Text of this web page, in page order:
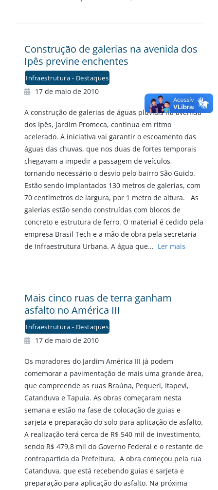
Construção de galerias na avenida dos
Ipês previne enchentes
Infraestrutura - Destaques
17 de maio de 2010
A construção de galerias de águas pluviais na avenida
dos Ipês, Jardim Promeca, continua em ritmo
acelerado. A iniciativa vai garantir o escoamento das
águas das chuvas, que nos duas de fortes temporais
chegavam a impedir a passagem de veículos,
tornando necessário o desvio pelo bairro São Guido.
Estão sendo implantados 130 metros de galerias, com
70 centímetros de largura, por 1 metro de altura. As
galerias estão sendo construídas com blocos de
concreto e estrutura de ferro. O material é cedido pela
empresa Brasil Tech e a mão de obra pela secretaria
de Infraestrutura Urbana. A água que... Ler mais
Mais cinco ruas de terra ganham
asfalto no América III
Infraestrutura - Destaques
17 de maio de 2010
Os moradores do Jardim América III já podem
comemorar a pavimentação de mais uma grande área,
que compreende as ruas Braúna, Pequeri, Itapevi,
Catanduva e Tapuia. As obras começaram nesta
semana e estão na fase de colocação de guias e
sarjeta e preparação do solo para aplicação de asfalto.
A realização terá cerca de R$ 540 mil de investimento,
sendo R$ 479,8 mil do Governo Federal e o restante de
contrapartida da Prefeitura. A obra começou pela rua
Catanduva, que está recebendo guias e sarjeta e
preparação para aplicação do asfalto. Na próxima